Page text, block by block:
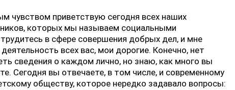
чувством приветствую сегодня всех наших
которых мы называем социальными
в сфере совершения добрых дел, и мне
всех вас, мои дорогие. Конечно, нет
сведения о каждом лично, но знаю, как много вы
Сегодня вы отвечаете, в том числе, и современному
обществу, которое нередко задавало вопросы: